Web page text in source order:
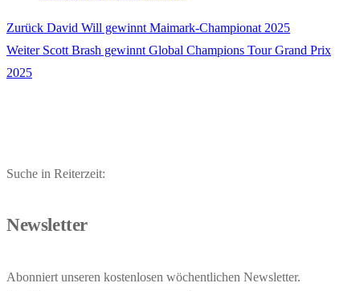
Beitragsnavigation
Zurück Vorheriger
Beitrag:
David Will gewinnt Maimark-Championat 2025
Weiter Nächster
Scott Brash gewinnt Global Champions Tour Grand Prix
2025
Suche in Reiterzeit:
Newsletter
Abonniert unseren kostenlosen wöchentlichen Newsletter.